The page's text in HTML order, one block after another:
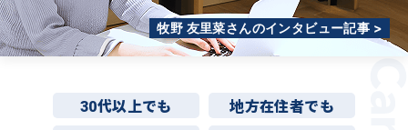
牧野 友里菜さんのインタビュー記事 >
30代以上でも
地方在住者でも